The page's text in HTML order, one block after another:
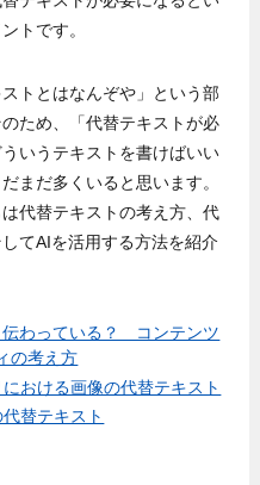
トです。
トとはなんぞや」という部
ため、「代替テキストが必
いうテキストを書けばいい
まだ多くいると思います。
代替テキストの考え方、代
てAIを活用する方法を紹介
伝わっている？ コンテンツ
の考え方
おける画像の代替テキスト
替テキスト